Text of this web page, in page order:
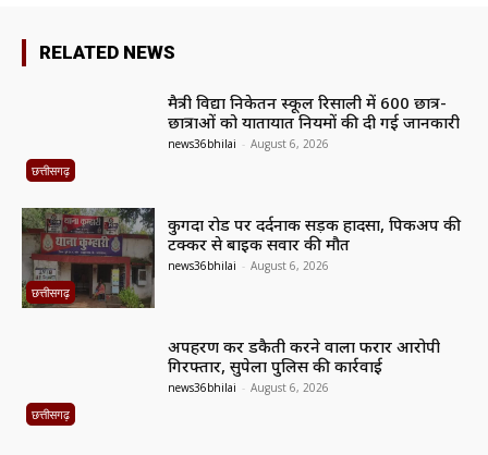
RELATED NEWS
छत्तीसगढ़
मैत्री विद्या निकेतन स्कूल रिसाली में 600 छात्र-
छात्राओं को यातायात नियमों की दी गई जानकारी
news36bhilai - August 6, 2026
छत्तीसगढ़
कुगदा रोड पर दर्दनाक सड़क हादसा, पिकअप की
टक्कर से बाइक सवार की मौत
news36bhilai - August 6, 2026
छत्तीसगढ़
अपहरण कर डकैती करने वाला फरार आरोपी
गिरफ्तार, सुपेला पुलिस की कार्रवाई
news36bhilai - August 6, 2026